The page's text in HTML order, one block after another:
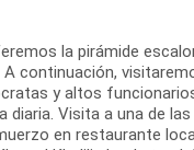
la pirámide
continuación,
y altos
diaria. Visita a una de
en restaurante